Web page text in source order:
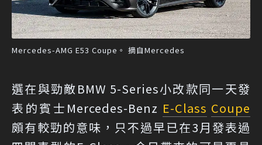
Mercedes-AMG E53 Coupe。 摘自Mercedes
選在與勁敵BMW 5-Series小改款同一天發
表的賓士Mercedes-Benz E-Class Coupe
頗有較勁的意味，只不過早已在3月發表過